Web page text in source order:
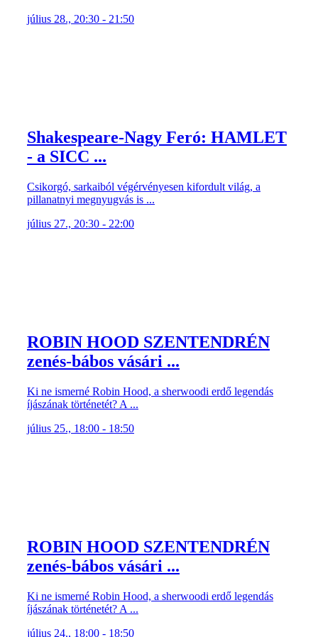
július 28., 20:30 - 21:50
Shakespeare-Nagy Feró: HAMLET
- a SICC ...
Csikorgó, sarkaiból végérvényesen kifordult világ, a
pillanatnyi megnyugvás is ...
július 27., 20:30 - 22:00
ROBIN HOOD SZENTENDRÉN
zenés-bábos vásári ...
Ki ne ismerné Robin Hood, a sherwoodi erdő legendás
íjászának történetét? A ...
július 25., 18:00 - 18:50
ROBIN HOOD SZENTENDRÉN
zenés-bábos vásári ...
Ki ne ismerné Robin Hood, a sherwoodi erdő legendás
íjászának történetét? A ...
július 24., 18:00 - 18:50